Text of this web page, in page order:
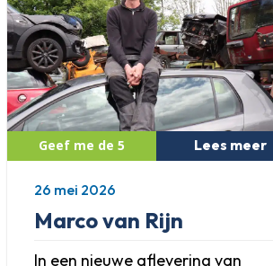
Marco van Rijn
In een nieuwe aflevering van
Lees meer
26 mei 2026